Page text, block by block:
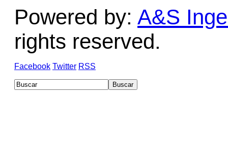
Powered by: A&S
rights reserved.
Facebook Twitter RSS